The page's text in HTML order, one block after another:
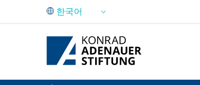
Skip to Main Content